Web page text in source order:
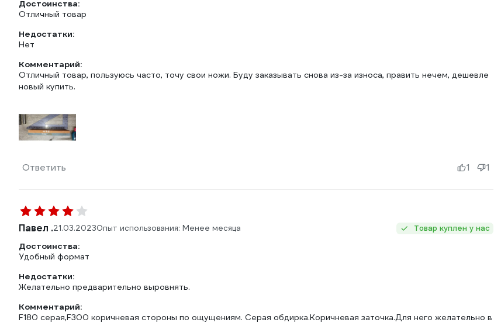
Достоинства:
Отличный товар
Недостатки:
Нет
Комментарий:
Отличный товар, пользуюсь часто, точу свои ножи. Буду заказывать снова из-за износа, править нечем, дешевле
новый купить.
Ответить 1 1
Павел .21.03.2023Опыт использования: Менее месяца Товар куплен у нас
Достоинства:
Удобный формат
Недостатки:
Желательно предварительно выровнять.
Комментарий:
F180 серая,F300 коричневая стороны по ощущениям. Серая обдирка.Коричневая заточка.Для него желательно в